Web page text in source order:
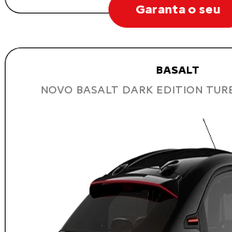
Garanta o seu
BASALT
NOVO BASALT DARK EDITION